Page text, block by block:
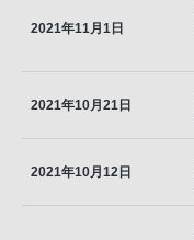
2021年11月1日
2021年10月21日
2021年10月12日